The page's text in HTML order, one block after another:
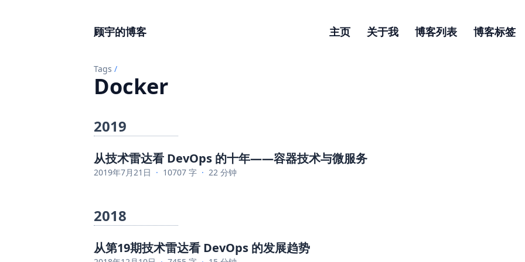
顾宇的博客 主页 关于我 博客列表 博客标签
Tags /
Docker
2019
从技术雷达看 DevOps 的十年——容器技术与微服务
2019年7月21日 · 10707 字 · 22 分钟
2018
从第19期技术雷达看 DevOps 的发展趋势